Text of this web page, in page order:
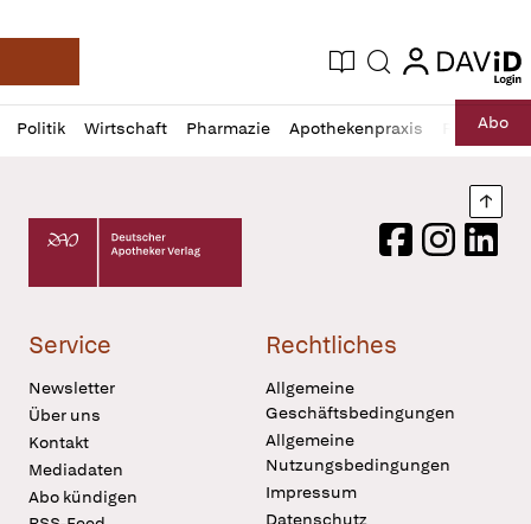
Deutsche Apotheker Zeitung
Aktuelle Ausgabe
Suche login
login
Politik Wirtschaft Pharmazie Apothekenpraxis RechtAbo
Profil
öffnen
Daz
Pur
Deutscher Apotheker Verlag Logo
FacebookInstagram
Service
Newsletter
Über uns
Kontakt
Mediadaten
Abo kündigen
Rechtliches
Allgemeine
Geschäftsbedingungen
Allgemeine
Nutzungsbedingungen
Impressum
Datenschutz